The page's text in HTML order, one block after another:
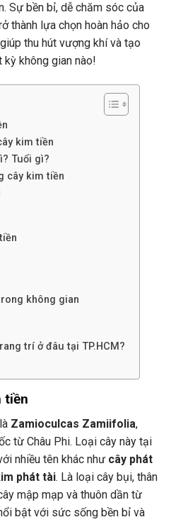
Sự bền bỉ, dễ chăm sóc của
thành lựa chọn hoàn hảo cho
thu hút vượng khí và tạo
kỳ không gian nào!
kim tiền
Tuổi gì?
cây kim tiền
không gian
trí ở đâu tại TP.HCM?
tiền
Zamioculcas Zamiifolia,
từ Châu Phi. Loại cây này tại
nhiều tên khác như cây phát
phát tài. Là loại cây bụi, thân
mập mạp và thuôn dần từ
bật với sức sống bền bỉ và